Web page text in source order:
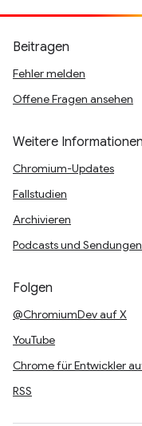
Beitragen
Fehler melden
Offene Fragen ansehen
Weitere Informationen
Chromium-Updates
Fallstudien
Archivieren
Podcasts und Sendungen
Folgen
@ChromiumDev auf X
YouTube
Chrome für Entwickler
RSS